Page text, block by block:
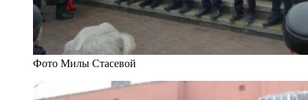
Фото Милы Стасевой